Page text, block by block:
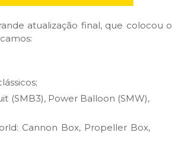
atualização final, que colocou o
(SMB3), Power Balloon (SMW),
Cannon Box, Propeller Box,